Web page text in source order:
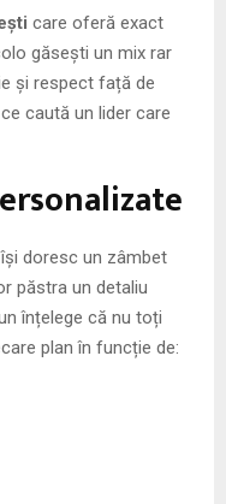
care oferă exact
găsești un mix rar
și respect față de
caută un lider care
doresc un zâmbet
păstra un detaliu
înțelege că nu toți
plan în funcție de: